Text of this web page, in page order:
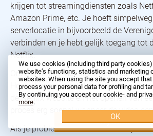
krijgen tot streamingdiensten zoals
Amazon Prime, etc. Je hoeft
serverlocatie in bijvoorbeeld de
verbinden en je hebt gelijk toegang tot
Netflix.
Onze ervaring met streamen met
Hoewel er een aantal problemen waren
de Netflix website en het openen van
proces erg soepel wanneer de video
Als je problemen hebt met het afspelen
Try it now
We use cookies (including third party
website’s functions, statistics and marketing
websites. When using the site you accept
process your personal data for profiling and
By continuing you accept our cookie- and
more.
OK